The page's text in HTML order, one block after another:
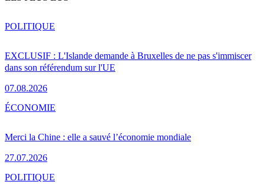
EXCLUSIF : L'Islande demande à Bruxelles de ne pas s'immiscer
dans son référendum sur l'UE
07.08.2026
POLITIQUE
Merci la Chine : elle a sauvé l’économie mondiale
27.07.2026
ÉCONOMIE
POLITIQUE